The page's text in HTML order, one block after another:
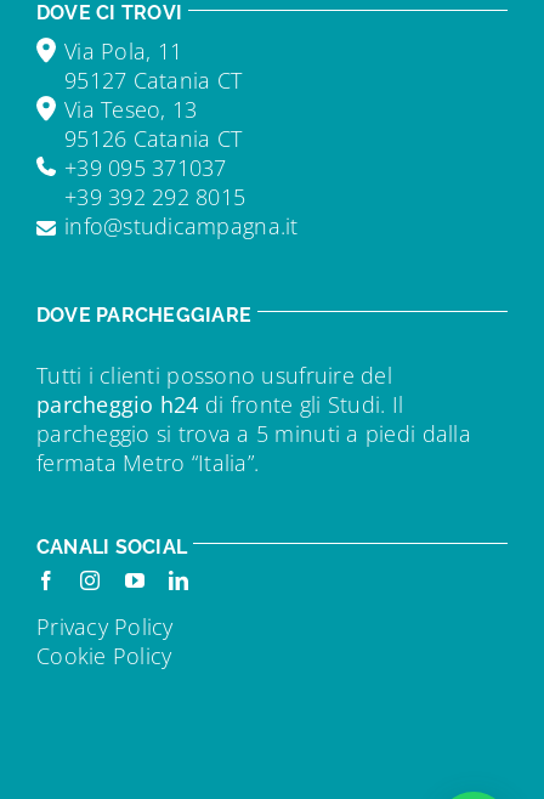
DOVE CI TROVI
Via Pola, 11
95127 Catania CT
Via Teseo, 13
95126 Catania CT
+39 095 371037
+39 392 292 8015
info@studicampagna.it
DOVE PARCHEGGIARE
Tutti i clienti possono usufruire del
parcheggio h24 di fronte gli Studi. Il
parcheggio si trova a 5 minuti a piedi dalla
fermata Metro “Italia”.
CANALI SOCIAL
Privacy Policy
Cookie Policy